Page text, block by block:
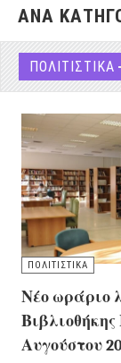
ΑΝΑ
ΠΟΛΙΤΙΣΤΙΚΑ
ΠΟΛΙΤΙΣΤΙΚΑ
Νέο ωράριο
Αυγούστου